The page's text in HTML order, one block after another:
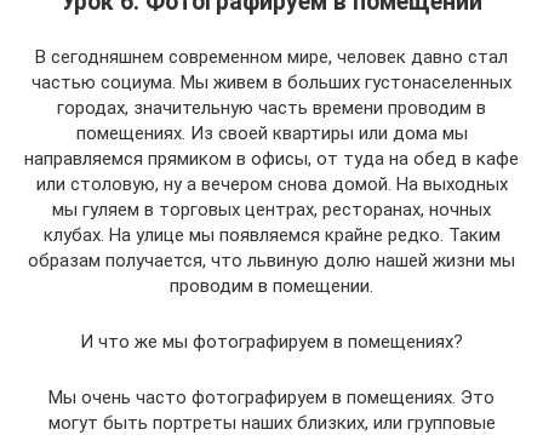
В сегодняшнем современном мире, человек давно стал
частью социума. Мы живем в больших густонаселенных
городах, значительную часть времени проводим в
помещениях. Из своей квартиры или дома мы
направляемся прямиком в офисы, от туда на обед в кафе
или столовую, ну а вечером снова домой. На выходных
мы гуляем в торговых центрах, ресторанах, ночных
клубах. На улице мы появляемся крайне редко. Таким
образам получается, что львиную долю нашей жизни мы
проводим в помещении.
И что же мы фотографируем в помещениях?
Мы очень часто фотографируем в помещениях. Это
могут быть портреты наших близких, или групповые